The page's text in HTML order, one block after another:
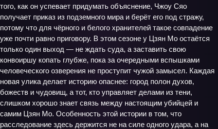
того, как он успевает придумать объяснение, Чжоу Сяо
получает приказ из подземного мира и берёт его под стражу,
потому что для чёрного и белого хранителей такое совпадение
уже почти равно приговору. В этом сезоне у Цзян Мо остаётся
только один выход — не ждать суда, а заставить свою
конвоиршу копать глубже, пока за очередными вспышками
человеческого озверения не проступит чужой замысел. Каждая
новая улика делает историю опаснее: город полон духов,
божеств и чудовищ, а тот, кто управляет делами из тени,
слишком хорошо знает связь между настоящим убийцей и
самим Цзян Мо. Особенность этой истории в том, что
расследование здесь держится не на силе одного удара, а на